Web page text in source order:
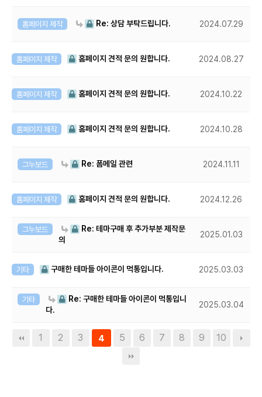
홈페이지 제작 Re: 상담 부탁드립니다. 2024.07.29
홈페이지 제작 홈페이지 견적 문의 원합니다. 2024.08.27
홈페이지 제작 홈페이지 견적 문의 원합니다. 2024.10.22
홈페이지 제작 홈페이지 견적 문의 원합니다. 2024.10.28
그누보드 Re: 폼메일 관련 2024.11.11
홈페이지 제작 홈페이지 견적 문의 원합니다. 2024.12.26
그누보드
Re: 테마구매 후 추가부분 제작문
의
2025.01.03
기타 구매한 테마들 아이콘이 먹통입니다. 2025.03.03
기타
Re: 구매한 테마들 아이콘이 먹통입니
다.
2025.03.04
1 2 3 4 5 6 7 8 9 10